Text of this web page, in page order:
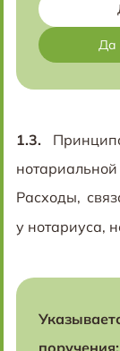
Да
1.3.
Расходы,
у нотариуса,
поручения: